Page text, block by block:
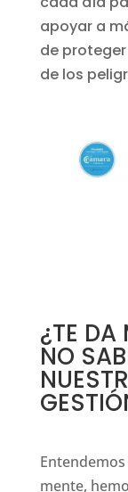
apoyar a
de
de los
¿TE DA
NO
mente,